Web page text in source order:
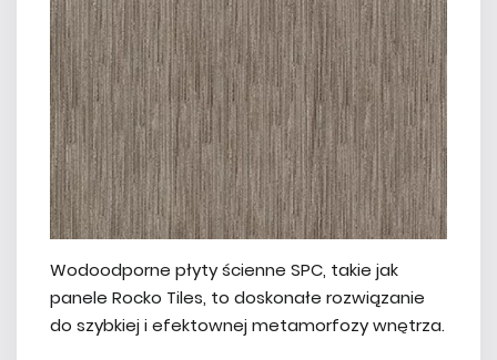
Wodoodporne płyty ścienne SPC, takie jak
panele Rocko Tiles, to doskonałe rozwiązanie
do szybkiej i efektownej metamorfozy wnętrza.